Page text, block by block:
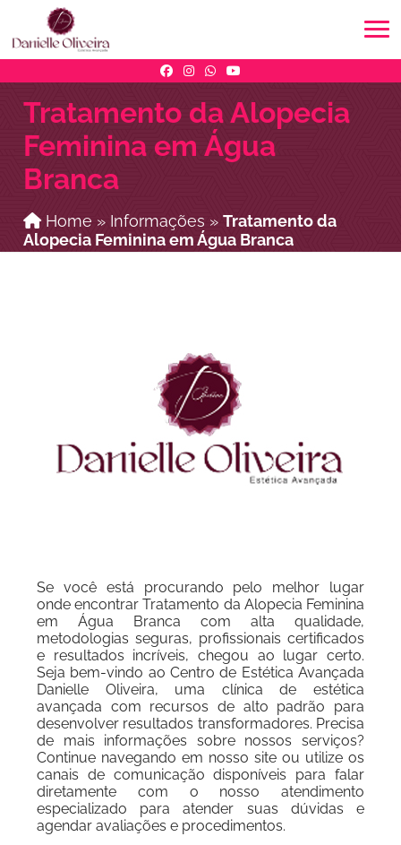
Tratamento da Alopecia
Feminina em Água
Branca
Home » Informações »Tratamento da
Alopecia Feminina em Água Branca
Se você está procurando pelo melhor lugar
onde encontrar Tratamento da Alopecia Feminina
em Água Branca com alta qualidade,
metodologias seguras, profissionais certificados
e resultados incríveis, chegou ao lugar certo.
Seja bem-vindo ao Centro de Estética Avançada
Danielle Oliveira, uma clínica de estética
avançada com recursos de alto padrão para
desenvolver resultados transformadores. Precisa
de mais informações sobre nossos serviços?
Continue navegando em nosso site ou utilize os
canais de comunicação disponíveis para falar
diretamente com o nosso atendimento
especializado para atender suas dúvidas e
agendar avaliações e procedimentos.